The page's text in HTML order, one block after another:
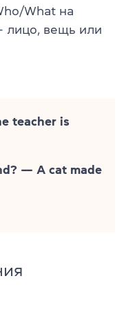
What на
вещь или
teacher is
— A cat made